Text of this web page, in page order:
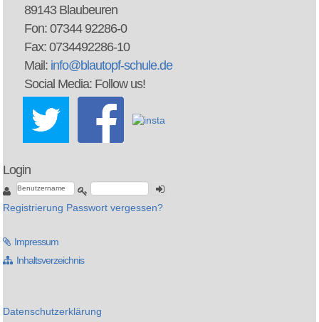
89143 Blaubeuren
Fon: 07344 92286-0
Fax: 0734492286-10
Mail: info@blautopf-schule.de
Social Media: Follow us!
Login
Registrierung Passwort vergessen?
Impressum
Inhaltsverzeichnis
Datenschutzerklärung